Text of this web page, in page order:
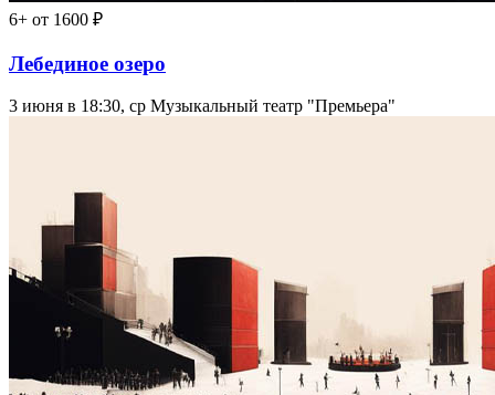
6+ от 1600 ₽
Лебединое озеро
3 июня в 18:30, ср Музыкальный театр "Премьера"